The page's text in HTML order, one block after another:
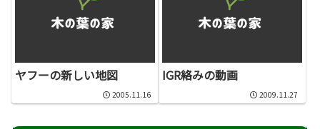
ヤフーの新しい地図
2005.11.16
IGR絡みの動画
2009.11.27